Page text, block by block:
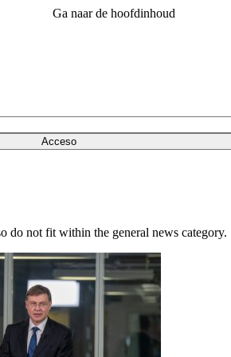
Ga naar de hoofdinhoud
Acceso
do not fit within the general news category.